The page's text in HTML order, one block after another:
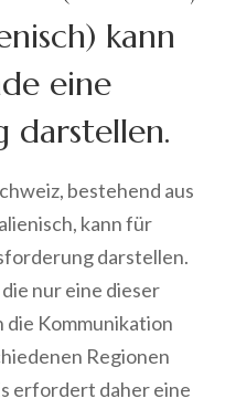
kann
eine
darstellen.
bestehend aus
kann für
darstellen.
nur eine dieser
die Kommunikation
Regionen
erfordert daher eine